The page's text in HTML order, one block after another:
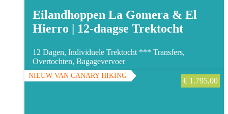
Eilandhoppen La Gomera & El
Hierro | 12-daagse Trektocht
12 Dagen, Individuele Trektocht *** Transfers,
Overtochten, Bagagevervoer
NIEUW VAN CANARY HIKING
€ 1.795,00